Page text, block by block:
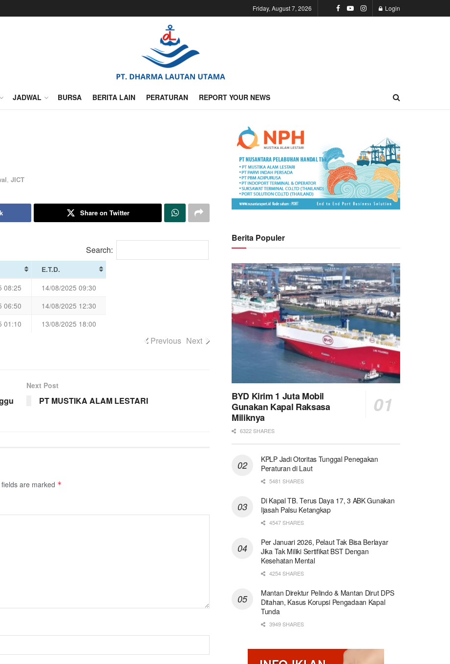
Friday, August 7, 2026 Login
JADWAL BURSA BERITA LAIN PERATURAN REPORT YOUR NEWS
, JICT
Share on Twitter
Search:
E.T.D.
08:25
14/08/2025 09:30
06:50
14/08/2025 12:30
01:10 13/08/2025 18:00
Previous Next
Next Post
PT MUSTIKA ALAM LESTARI
are marked *
Berita Populer
BYD Kirim 1 Juta Mobil
Gunakan Kapal Raksasa
Miliknya
6322 SHARES
KPLP Jadi Otoritas Tunggal Penegakan
Peraturan di Laut
5481 SHARES
Di Kapal TB. Terus Daya 17, 3 ABK Gunakan
Ijasah Palsu Ketangkap
4547 SHARES
Per Januari 2026, Pelaut Tak Bisa Berlayar
Jika Tak Miliki Sertifikat BST Dengan
Kesehatan Mental
4254 SHARES
Mantan Direktur Pelindo & Mantan Dirut DPS
Ditahan, Kasus Korupsi Pengadaan Kapal
Tunda
3949 SHARES